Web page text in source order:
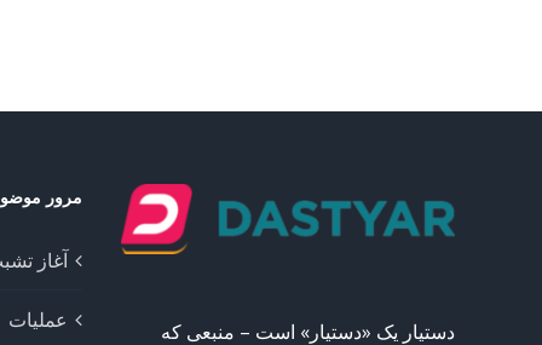
دستیار یک «دستیار» است – منبعی که
مرور
آغاز
عملیات